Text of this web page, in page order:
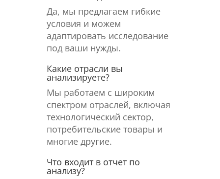
Да, мы предлагаем гибкие
условия и можем
адаптировать исследование
под ваши нужды.
Какие отрасли вы
анализируете?
Мы работаем с широким
спектром отраслей, включая
технологический сектор,
потребительские товары и
многие другие.
Что входит в отчет по
анализу?